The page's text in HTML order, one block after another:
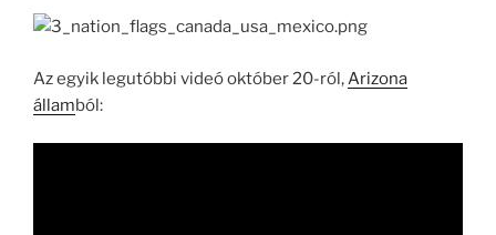
Az egyik legutóbbi videó október 20-ról, Arizona
államból: